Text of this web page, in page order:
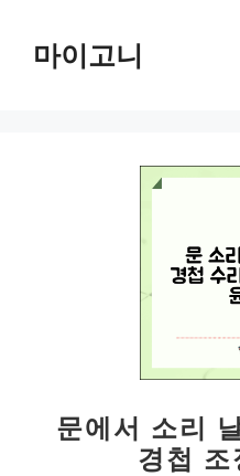
마이고니
문에서 소리
경첩 조